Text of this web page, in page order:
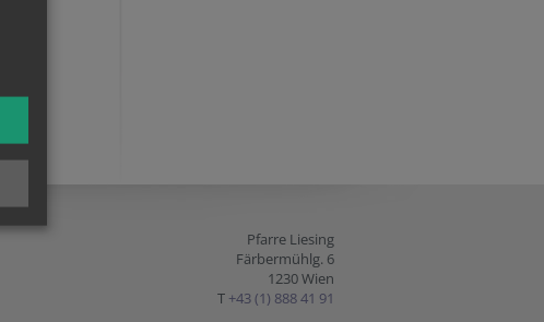
Pfarre Liesing
Färbermühlg. 6
1230 Wien
T +43 (1) 888 41 91